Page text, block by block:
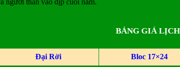
BẢNG GIÁ
Đại Rời Bloc 17×24